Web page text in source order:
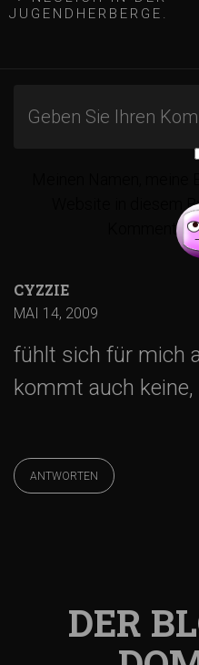
g
s
-
N
a
JUGENDHERBERGE.
Website in diesem
CYZZIE
MAI 14, 2009
fühlt sich für mich
kommt auch
ANTWORTEN
DER